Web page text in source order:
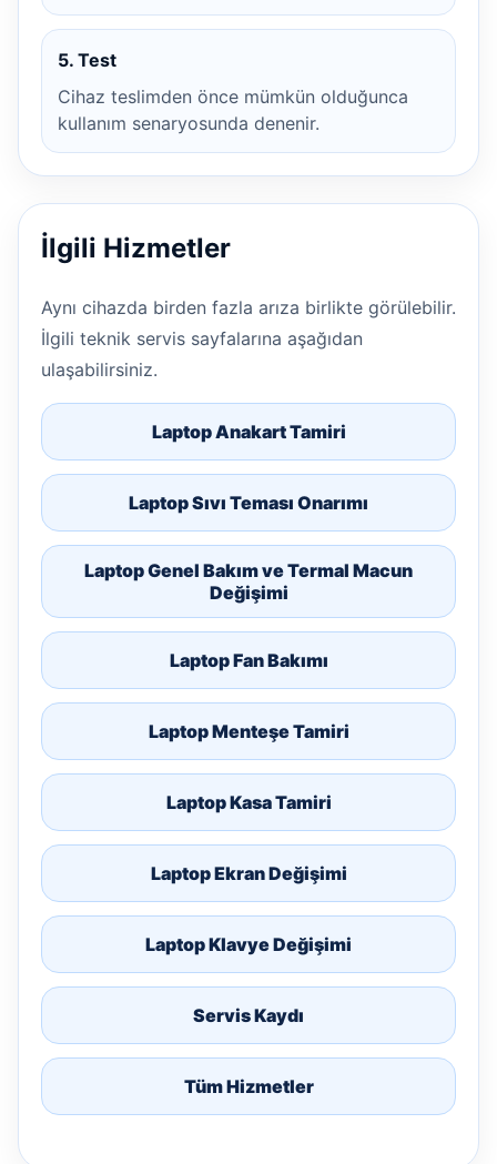
5. Test
Cihaz teslimden önce mümkün olduğunca
kullanım senaryosunda denenir.
İlgili Hizmetler
Aynı cihazda birden fazla arıza birlikte görülebilir.
İlgili teknik servis sayfalarına aşağıdan
ulaşabilirsiniz.
Laptop Anakart Tamiri
Laptop Sıvı Teması Onarımı
Laptop Genel Bakım ve Termal Macun
Değişimi
Laptop Fan Bakımı
Laptop Menteşe Tamiri
Laptop Kasa Tamiri
Laptop Ekran Değişimi
Laptop Klavye Değişimi
Servis Kaydı
Tüm Hizmetler